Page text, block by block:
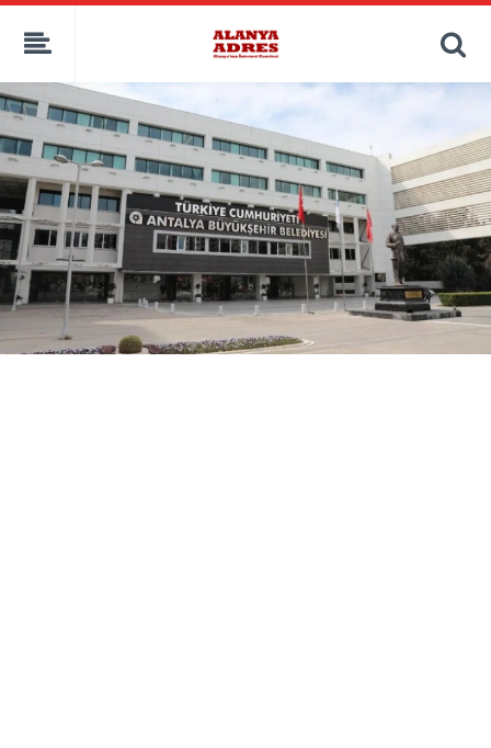
kaçak bahis
deneme bonusu
canlı bahis siteleri
deneme bonusu veren siteler
bahis siteleri
porno izle